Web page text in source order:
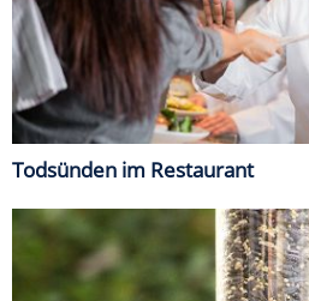
Todsünden im Restaurant